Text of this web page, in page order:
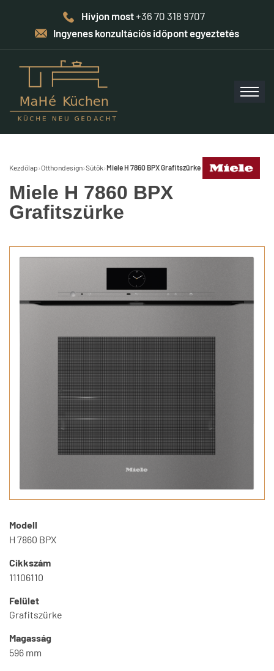
Hívjon most+36 70 318 9707
Ingyenes konzultációs időpont egyeztetés
Kezdőlap›Otthondesign›Sütők›Miele H 7860 BPX Grafitszürke
Miele H 7860 BPX
Grafitszürke
Modell
H 7860 BPX
Cikkszám
11106110
Felület
Grafitszürke
Magasság
596 mm